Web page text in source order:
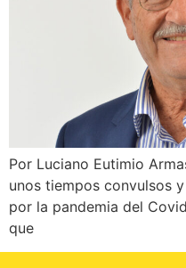
Por Luciano Eutimio
unos tiempos convulsos
por la pandemia del
que